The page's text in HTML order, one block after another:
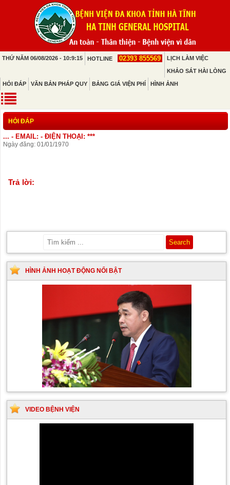
THỨ NĂM 06/08/2026 - 10:9:15 HOTLINE 02393 855569 LỊCH LÀM VIỆC
KHẢO SÁT HÀI LÒNG
HỎI ĐÁP VĂN BẢN PHÁP QUY BẢNG GIÁ VIỆN PHÍ HÌNH ẢNH
HỎI ĐÁP
... - EMAIL: - ĐIỆN THOẠI: ***
Ngày đăng: 01/01/1970
Trả lời:
HÌNH ẢNH HOẠT ĐỘNG NỔI BẬT
VIDEO BỆNH VIỆN